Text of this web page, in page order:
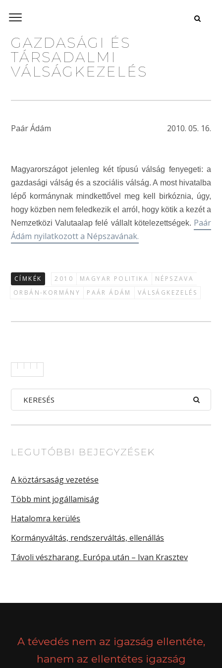
GAZDASÁGI ÉS
TÁRSADALMI
VÁLSÁGKEZELÉS
Paár Ádám 2010. 05. 16.
Magyarországot jelenleg két típusú válság fenyegeti: a
gazdasági válság és a szociális válság. A most hivatalba
lépő kormánynak mindkettővel meg kell birkóznia, úgy,
hogy közben nem feledkezik el arról, hogy kötik a kezét a
Nemzetközi Valutaalap felé vállalt kötelezettségek. Paár
Ádám nyilatkozott a Népszavának.
CÍMKÉK 2010 MAGYAR POLITIKA
NÉPSZAVA
ORBÁN-KORMÁNY
PAÁR ÁDÁM VÁLSÁGKEZELÉS
LEGUTÓBBI BEJEGYZÉSEK
A köztársaság vezetése
Több mint jogállamiság
Hatalomra kerülés
Kormányváltás, rendszerváltás, ellenállás
Távoli vészharang. Európa után – Ivan Krasztev
A tévedés nem az igazság ellentéte,
hanem az ellentétes igazság